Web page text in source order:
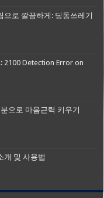
으로 깔끔하게: 딩동쓰레기
2100 Detection Error on
으로 마음근력 키우기
개 및 사용법